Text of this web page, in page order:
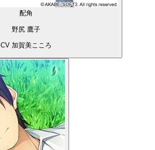
配角
野尻 鷹子
CV 加賀美こころ